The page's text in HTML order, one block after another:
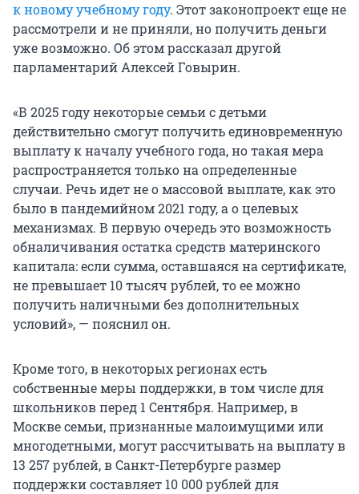
к новому учебному году. Этот законопроект еще не
рассмотрели и не приняли, но получить деньги
уже возможно. Об этом рассказал другой
парламентарий Алексей Говырин.
«В 2025 году некоторые семьи с детьми
действительно смогут получить единовременную
выплату к началу учебного года, но такая мера
распространяется только на определенные
случаи. Речь идет не о массовой выплате, как это
было в пандемийном 2021 году, а о целевых
механизмах. В первую очередь это возможность
обналичивания остатка средств материнского
капитала: если сумма, оставшаяся на сертификате,
не превышает 10 тысяч рублей, то ее можно
получить наличными без дополнительных
условий», — пояснил он.
Кроме того, в некоторых регионах есть
собственные меры поддержки, в том числе для
школьников перед 1 Сентября. Например, в
Москве семьи, признанные малоимущими или
многодетными, могут рассчитывать на выплату в
13 257 рублей, в Санкт-Петербурге размер
поддержки составляет 10 000 рублей для